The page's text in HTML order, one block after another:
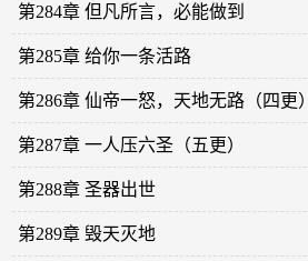
第284章 但凡所言，必能做到
第285章 给你一条活路
第286章 仙帝一怒，天地无路（四更）
第287章 一人压六圣（五更）
第288章 圣器出世
第289章 毁天灭地